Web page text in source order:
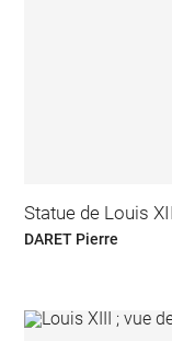
Statue de Louis
DARET Pierre